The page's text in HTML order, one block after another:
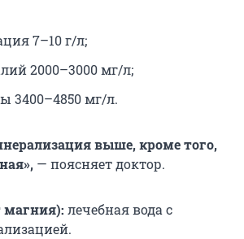
7–10 г/л;
2000–3000 мг/л;
3400–4850 мг/л.
выше, кроме того,
— поясняет доктор.
магния): лечебная вода с